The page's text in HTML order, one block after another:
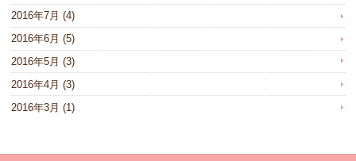
2016年7月 (4)
2016年6月 (5)
2016年5月 (3)
2016年4月 (3)
2016年3月 (1)